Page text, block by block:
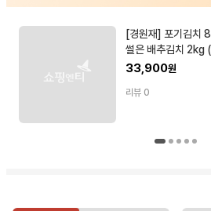
[경원재] 포기김치
썰은 배추김치 2kg
33,900원
리뷰 0